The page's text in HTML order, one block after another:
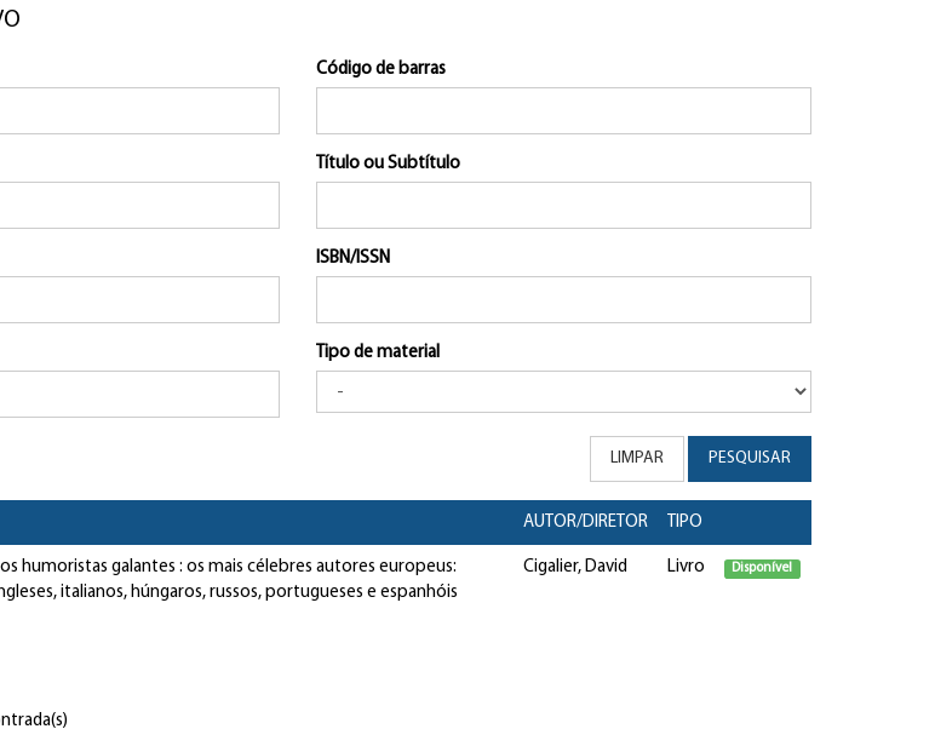
Código de barras
Título ou Subtítulo
ISBN/ISSN
Tipo de material
LIMPAR PESQUISAR
AUTOR/DIRETOR TIPO
humoristas galantes : os mais célebres autores europeus:
italianos, húngaros, russos, portugueses e espanhóis
Cigalier, David Livro Disponível